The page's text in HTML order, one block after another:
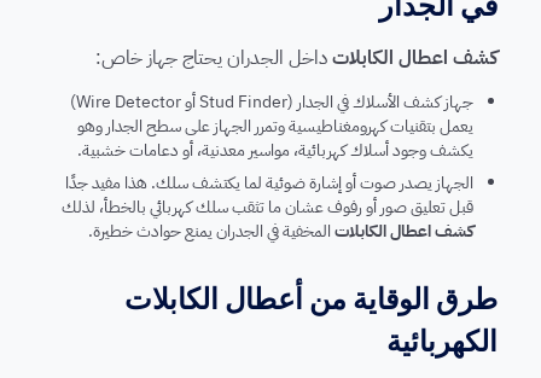
كشف اعطال الكابلاتداخل الجدران يحتاج جهاز خاص:
جهاز كشف الأسلاك في الجدار (Stud Finder أو Wire Detector)
يعمل بتقنيات كهرومغناطيسية وتمرر الجهاز على سطح الجدار وهو
يكشف وجود أسلاك كهربائية، مواسير معدنية، أو دعامات خشبية.
الجهاز يصدر صوت أو إشارة ضوئية لما يكتشف سلك. هذا مفيد جدًا
قبل تعليق صور أو رفوف عشان ما تثقب سلك كهربائي بالخطأ، لذلك
كشف اعطال الكابلاتالمخفية في الجدران يمنع حوادث خطيرة.
طرق الوقاية من أعطال الكابلات
الكهربائية